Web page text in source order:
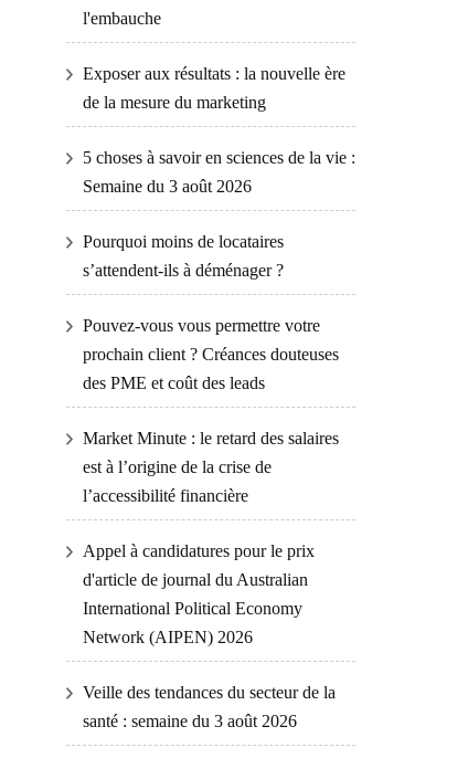
l'embauche
Exposer aux résultats : la nouvelle ère
de la mesure du marketing
5 choses à savoir en sciences de la vie :
Semaine du 3 août 2026
Pourquoi moins de locataires
s’attendent-ils à déménager ?
Pouvez-vous vous permettre votre
prochain client ? Créances douteuses
des PME et coût des leads
Market Minute : le retard des salaires
est à l’origine de la crise de
l’accessibilité financière
Appel à candidatures pour le prix
d'article de journal du Australian
International Political Economy
Network (AIPEN) 2026
Veille des tendances du secteur de la
santé : semaine du 3 août 2026